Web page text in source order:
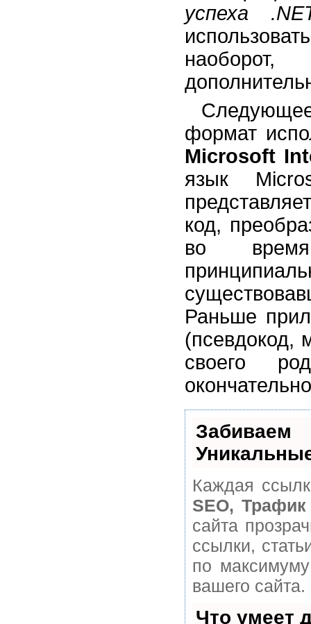
успеха
формат
Microsoft
язык
код,
во
Раньше
(псевдокод,
своего
Каждая
SEO,
сайта
ссылки,
по
вашего сайта.
Что умеет